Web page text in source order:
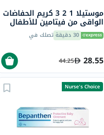
موستيلا 1 2 3 كريم الحفاضات
الواقي من فيتامين للأطفال
50 مل 30 دقيقة تصلك في
28.55
44.25
Nurse's Choice